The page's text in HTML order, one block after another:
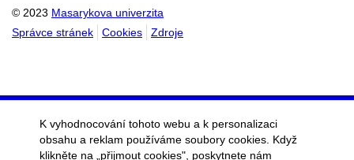
© 2023 Masarykova univerzita
Správce stránek
Cookies Zdroje
K vyhodnocování tohoto webu a k personalizaci
obsahu a reklam používáme soubory cookies. Když
klikněte na „přijmout cookies", poskytnete nám